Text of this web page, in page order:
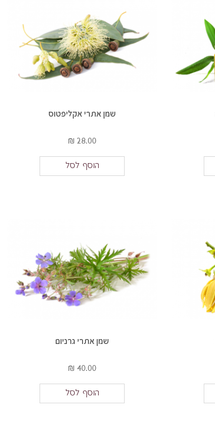
שמן אתרי אקליפטוס
28.00 ₪
הוסף לסל
שמן אתרי גרניום
40.00 ₪
הוסף לסל